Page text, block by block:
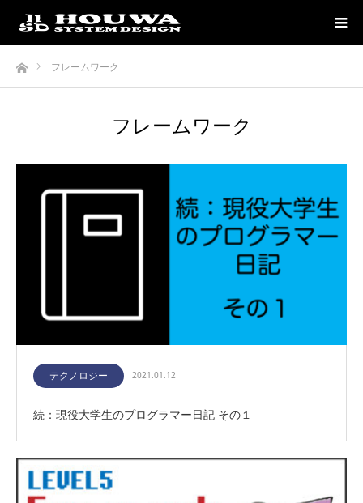
ホームフレームワーク
フレームワーク
テクノロジー 2021.01.12
続：現役大学生のプログラマー日記 その１